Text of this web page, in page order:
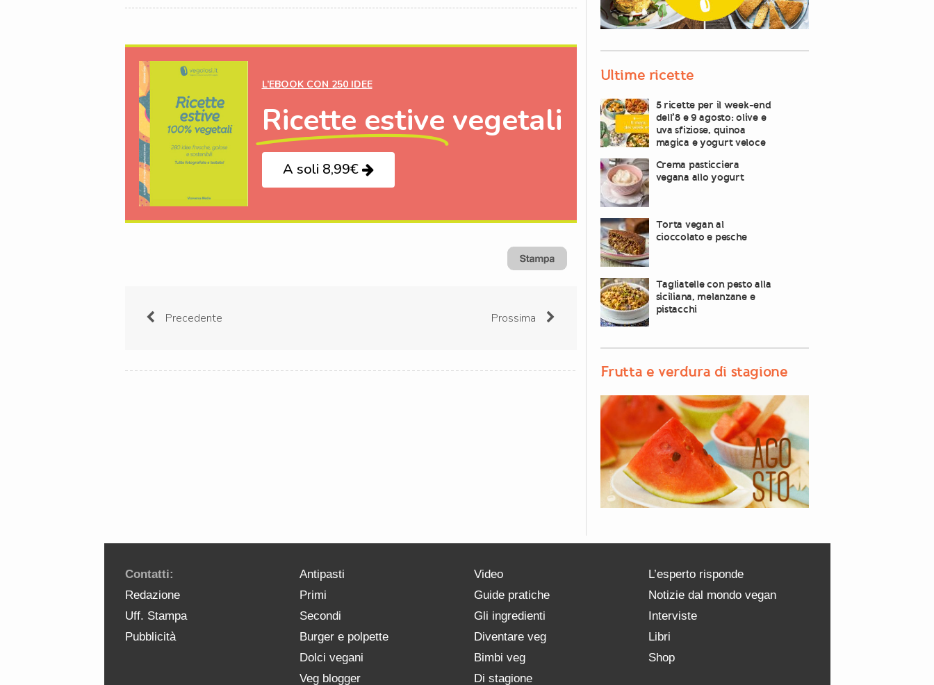
L’EBOOK CON 250 IDEE
Ricette estive vegetali
A soli 8,99€
Precedente Prossima
Ultime ricette
5 ricette per il week-end
dell’8 e 9 agosto: olive e
uva sfiziose, quinoa
magica e yogurt veloce
Crema pasticciera
vegana allo yogurt
Torta vegan al
cioccolato e pesche
Tagliatelle con pesto alla
siciliana, melanzane e
pistacchi
Frutta e verdura di stagione
Contatti:
Redazione
Uff. Stampa
Pubblicità
Antipasti
Primi
Secondi
Burger e polpette
Dolci vegani
Veg blogger
Video
Guide pratiche
Gli ingredienti
Diventare veg
Bimbi veg
Di stagione
L’esperto risponde
Notizie dal mondo vegan
Interviste
Libri
Shop